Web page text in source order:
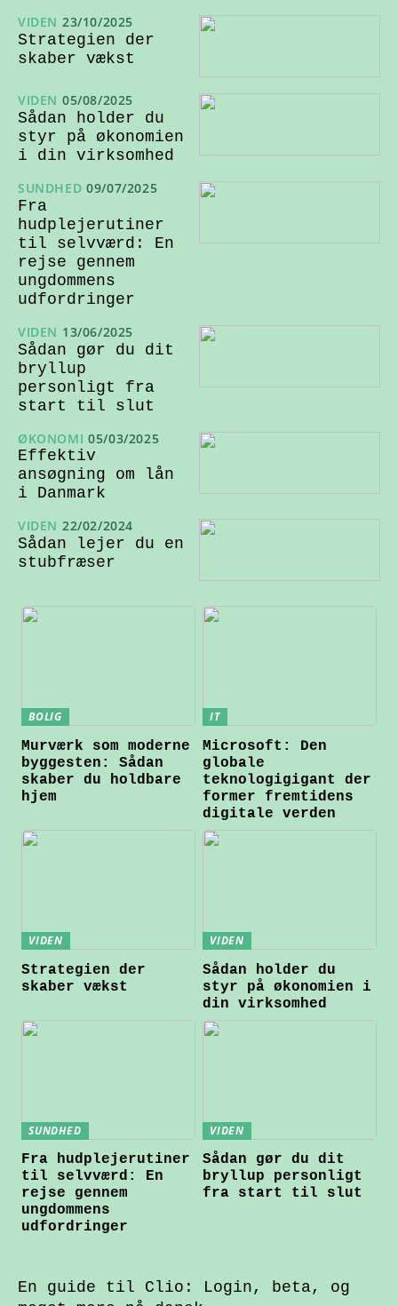
VIDEN 23/10/2025
Strategien der
skaber vækst
VIDEN 05/08/2025
Sådan holder du
styr på økonomien
i din virksomhed
SUNDHED 09/07/2025
Fra
hudplejerutiner
til selvværd: En
rejse gennem
ungdommens
udfordringer
VIDEN 13/06/2025
Sådan gør du dit
bryllup
personligt fra
start til slut
ØKONOMI 05/03/2025
Effektiv
ansøgning om lån
i Danmark
VIDEN 22/02/2024
Sådan lejer du en
stubfræser
BOLIG
Murværk som moderne
byggesten: Sådan
skaber du holdbare
hjem
IT
Microsoft: Den
globale
teknologigigant der
former fremtidens
digitale verden
VIDEN
Strategien der
skaber vækst
VIDEN
Sådan holder du
styr på økonomien i
din virksomhed
SUNDHED
Fra hudplejerutiner
til selvværd: En
rejse gennem
ungdommens
udfordringer
VIDEN
Sådan gør du dit
bryllup personligt
fra start til slut
En guide til Clio: Login, beta, og